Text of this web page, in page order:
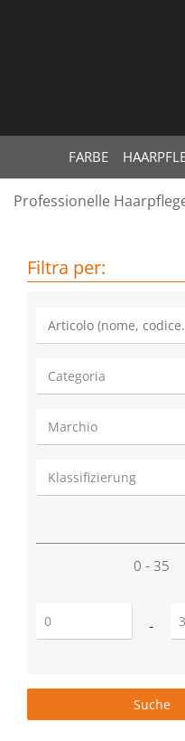
FARBE
Professionelle
Filtra per:
La modifica di un
0 - 35
Prezzo minimo -